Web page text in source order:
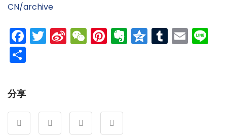
CN/archive
Facebook
Twitter
Sina
Weibo
WeChat
Pinterest
Evernote
Qzone
Tumblr
分享